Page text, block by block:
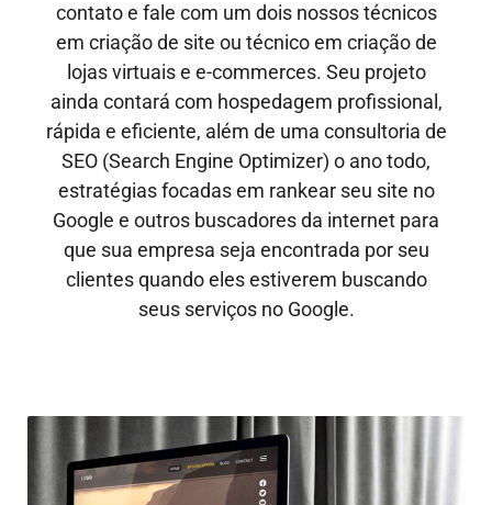
contato e fale com um dois nossos técnicos
em criação de site ou técnico em criação de
lojas virtuais e e-commerces. Seu projeto
ainda contará com hospedagem profissional,
rápida e eficiente, além de uma consultoria de
SEO (Search Engine Optimizer) o ano todo,
estratégias focadas em rankear seu site no
Google e outros buscadores da internet para
que sua empresa seja encontrada por seu
clientes quando eles estiverem buscando
seus serviços no Google.